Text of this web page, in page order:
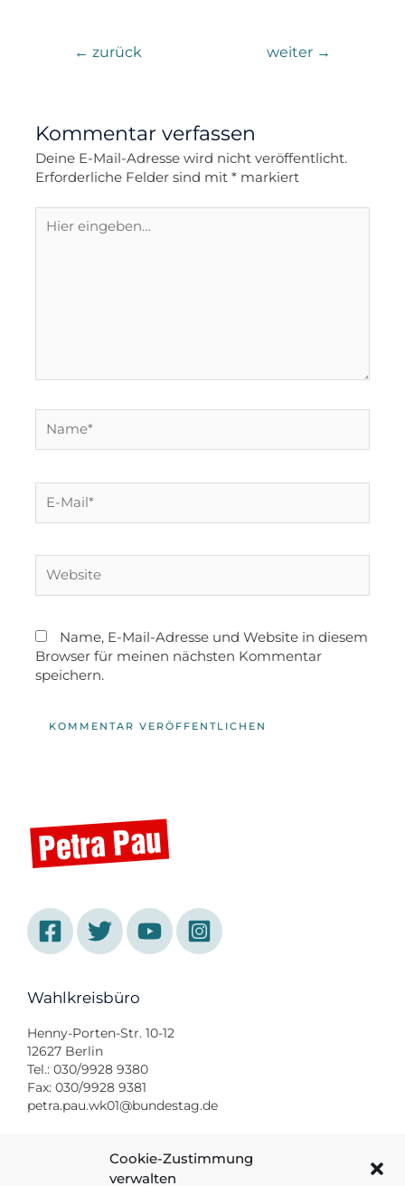
Cookie-Zustimmung
verwalten
← zurück weiter →
Kommentar verfassen
Deine E-Mail-Adresse wird nicht veröffentlicht.
Erforderliche Felder sind mit* markiert
Name, E-Mail-Adresse und Website in diesem
Browser für meinen nächsten Kommentar
speichern.
Wahlkreisbüro
Henny-Porten-Str. 10-12
12627 Berlin
Tel.: 030/9928 9380
Fax: 030/9928 9381
petra.pau.wk01@bundestag.de
Bundestagsbüro